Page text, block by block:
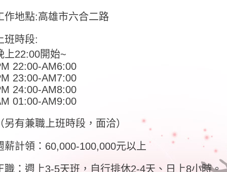
作地點:高雄市六合二路
上班時段:
上22:00開始~
22:00-AM6:00
23:00-AM7:00
24:00-AM8:00
01:00-AM9:00
（另有兼職上班時段，面洽）
薪計領：60,000-100,000元以上
職：週上3-5天班，自行排休2-4天、日上8小時。